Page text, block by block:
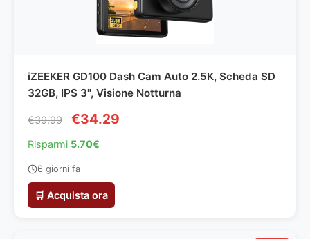
iZEEKER GD100 Dash Cam Auto 2.5K, Scheda SD
32GB, IPS 3", Visione Notturna
€39.99 €34.29
Risparmi 5.70€
6 giorni fa
🛒 Acquista ora